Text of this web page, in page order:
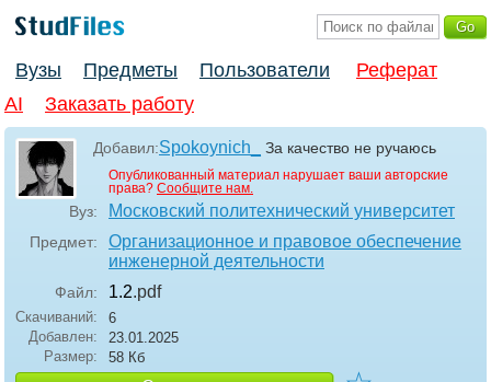
Вузы Предметы Пользователи
Реферат
AI
Заказать работу
Добавил:Spokoynich_ За качество не ручаюсь
Опубликованный материал нарушает ваши авторские
права? Сообщите нам.
Вуз: Московский политехнический университет
Предмет:
Организационное и правовое обеспечение
инженерной деятельности
Файл: 1.2.pdf
Скачиваний:
6
Добавлен:
23.01.2025
Размер:
58 Кб